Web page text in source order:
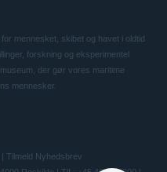
mennesket, skibet og havet i oldtid
forskning og eksperimentel
der gør vores maritime
mennesker.
Tilmeld Nyhedsbrev